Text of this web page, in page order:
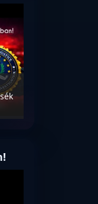
– a polgári